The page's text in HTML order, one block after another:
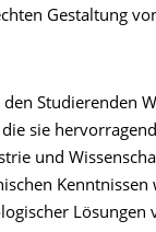
Gestaltung
Studierenden
sie
und
Kenntnissen
Lösungen